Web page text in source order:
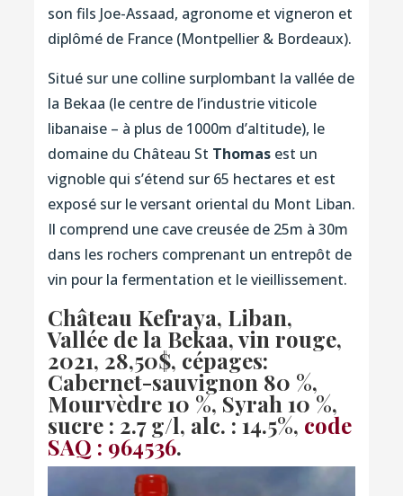
son fils Joe-Assaad, agronome et vigneron et
diplômé de France (Montpellier & Bordeaux).
Situé sur une colline surplombant la vallée de
la Bekaa (le centre de l’industrie viticole
libanaise – à plus de 1000m d’altitude), le
domaine du Château St Thomasest un
vignoble qui s’étend sur 65 hectares et est
exposé sur le versant oriental du Mont Liban.
Il comprend une cave creusée de 25m à 30m
dans les rochers comprenant un entrepôt de
vin pour la fermentation et le vieillissement.
Château Kefraya, Liban,
Vallée de la Bekaa, vin rouge,
2021, 28,50$, cépages:
Cabernet-sauvignon 80 %,
Mourvèdre 10 %, Syrah 10 %,
sucre : 2.7 g/l, alc. : 14.5%, code
SAQ : 964536.